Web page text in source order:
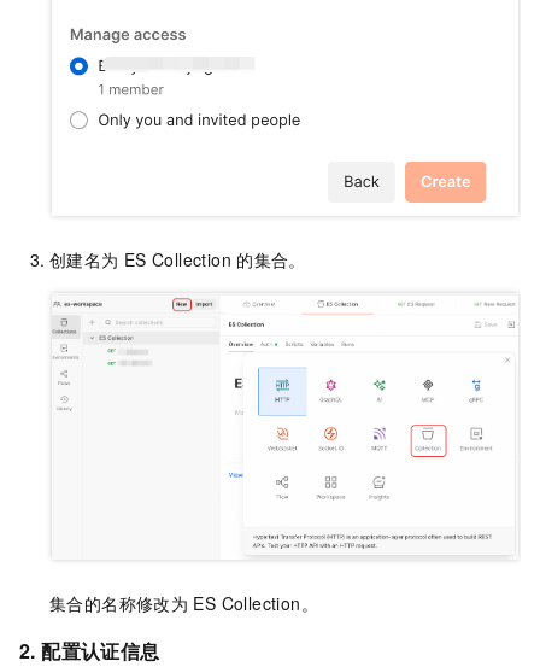
创建名为 ES Collection 的集合。
集合的名称修改为 ES Collection。
2. 配置认证信息